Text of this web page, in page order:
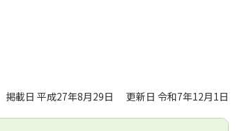
掲載日 平成27年8月29日 更新日 令和7年12月1日